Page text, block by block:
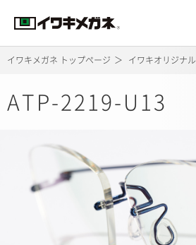
イワキメガネ トップページ イワキオリジナル
ATP-2219-U13